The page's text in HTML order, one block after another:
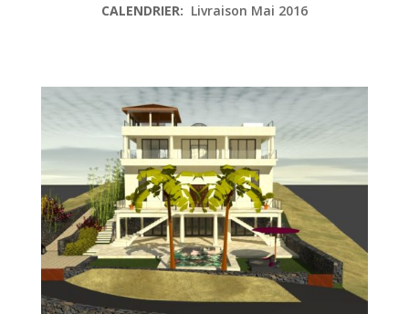
CALENDRIER: Livraison Mai 2016